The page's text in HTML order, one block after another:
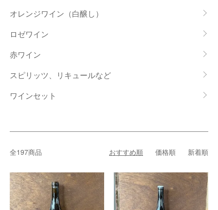
オレンジワイン（白醸し）
ロゼワイン
赤ワイン
スピリッツ、リキュールなど
ワインセット
全197商品 おすすめ順 価格順 新着順